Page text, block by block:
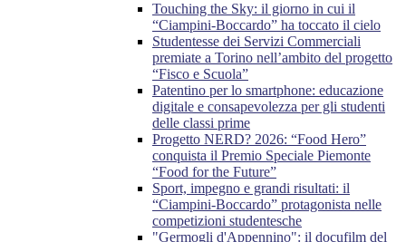
Touching the Sky: il giorno in cui il
“Ciampini-Boccardo” ha toccato il cielo
Studentesse dei Servizi Commerciali
premiate a Torino nell’ambito del progetto
“Fisco e Scuola”
Patentino per lo smartphone: educazione
digitale e consapevolezza per gli studenti
delle classi prime
Progetto NERD? 2026: “Food Hero”
conquista il Premio Speciale Piemonte
“Food for the Future”
Sport, impegno e grandi risultati: il
“Ciampini-Boccardo” protagonista nelle
competizioni studentesche
"Germogli d'Appennino": il docufilm del